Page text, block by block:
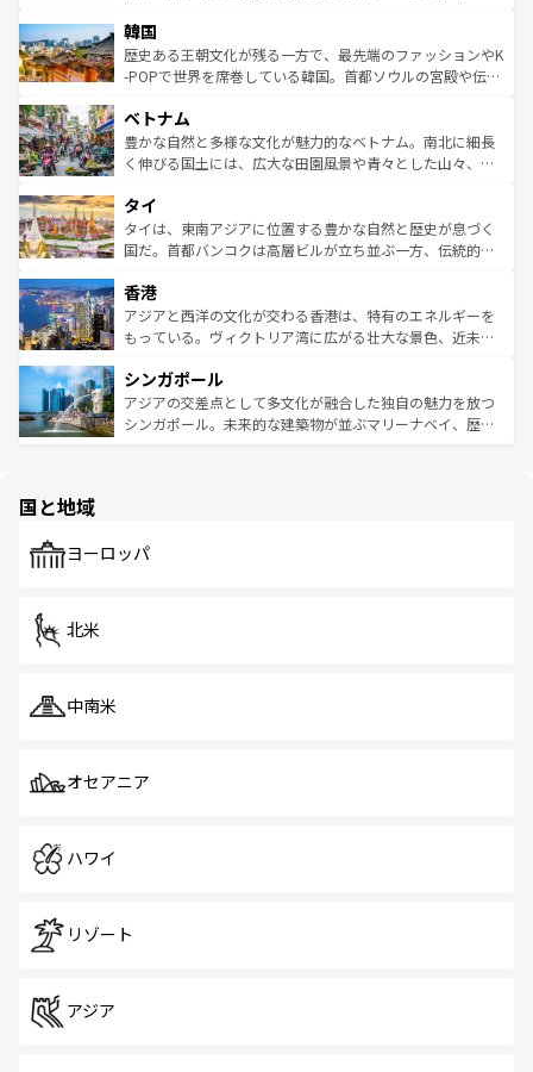
ワイを、存分に味わってほしい。 なお、新着のハワイ情報
はコンテンツ一覧を参照してほしい。
いる。アクティビティも充実しており、サーフィンやダイ
ビング、ハイキングなど、アウトドア好きにはたまらな
い。オーストラリアの多彩な魅力を存分に味わいつくそ
参照してほしい。
ン）、静ひつな山岳地帯である台湾東部など、都市の喧騒
と山間の静けさが共存しており、訪れる人に新しい発見と
驚きをもたらしてくれる。また、奥深い台湾の食文化も魅
容にもいいと評判のスイーツなど、バラエティ豊かな料理
が味わえる。 なお、新着の台湾情報は コンテンツ一覧を参
照してほしい。
韓国
歴史ある王朝文化が残る一方で、最先端のファッションやK
-POPで世界を席巻している韓国。首都ソウルの宮殿や伝統
き、地方に足を延ばせば四季折々の自然美を楽しむことが
できる。そして、キムチや焼肉、絶品のストリートフード
まで、さまざまな韓国料理が待っている。夜には、韓国な
リティに包まれながら、韓国の多彩な魅力を心ゆくまで味
わってみてほしい。 なお、新着の韓国情報はコンテンツ一
覧を参照してほしい。
ベトナム
豊かな自然と多様な文化が魅力的なベトナム。南北に細長
く伸びる国土には、広大な田園風景や青々とした山々、世
急速な発展と共に伝統が息づく。ハノイの古い町並みやホ
ーチミン市のフランス統治時代の建物も、独特の雰囲気を
醸し出している。また、バラエティの豊かさとおいしさで
とつ。フォーやバインミー、ベトナムコーヒーなどは、ぜ
ひ現地で味わいたい。どの地域を訪れてもあたたかい人々
が旅行者を迎えてくれるので、きっと忘れられない旅にな
参照してほしい。
タイ
タイは、東南アジアに位置する豊かな自然と歴史が息づく
国だ。首都バンコクは高層ビルが立ち並ぶ一方、伝統的な
の活気が交差している。北部ではチェンマイなどの山岳地
帯で自然と触れ合い、南部ではプーケットやクラビの美し
いビーチでリゾート気分を楽しむことができる。タイ料理
激する。気候は一年中温暖で、どの季節にも異なる楽しみ
が待っている。親しみやすいタイの人々、仏教を中心とし
た文化、そして多様な観光資源が、訪れる旅人を魅了し続
香港
アジアと西洋の文化が交わる香港は、特有のエネルギーを
もっている。ヴィクトリア湾に広がる壮大な景色、近未来
み、どこを訪れても感動するはず。観光スポットが密集し
ており、効率よく見どころを回れるのも魅力。息をのむよ
うな絶景から文化的な体験まで、香港を存分に楽しみ尽く
シンガポール
アジアの交差点として多文化が融合した独自の魅力を放つ
シンガポール。未来的な建築物が並ぶマリーナベイ、歴史
で、ホーカーズは地元の風情を楽しめる外せないスポット
国と地域
ヨーロッパ
北米
中南米
オセアニア
ハワイ
リゾート
アジア